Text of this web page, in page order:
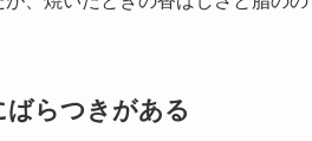
らつきがある